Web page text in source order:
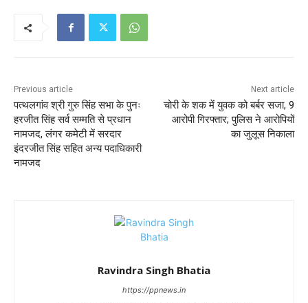
Previous article
पत्थलगांव श्री गुरु सिंह सभा के पुनः
हरजीत सिंह सर्व सम्मति से प्रधान
नामजद, लंगर कमेटी में सरदार
इंदरजीत सिंह सहित अन्य पदाधिकारी
नामजद
Next article
चोरी के शक में युवक को बर्बर सजा, 9
आरोपी गिरफ्तार; पुलिस ने आरोपियों
का जुलूस निकाला
Ravindra Singh Bhatia
https://ppnews.in